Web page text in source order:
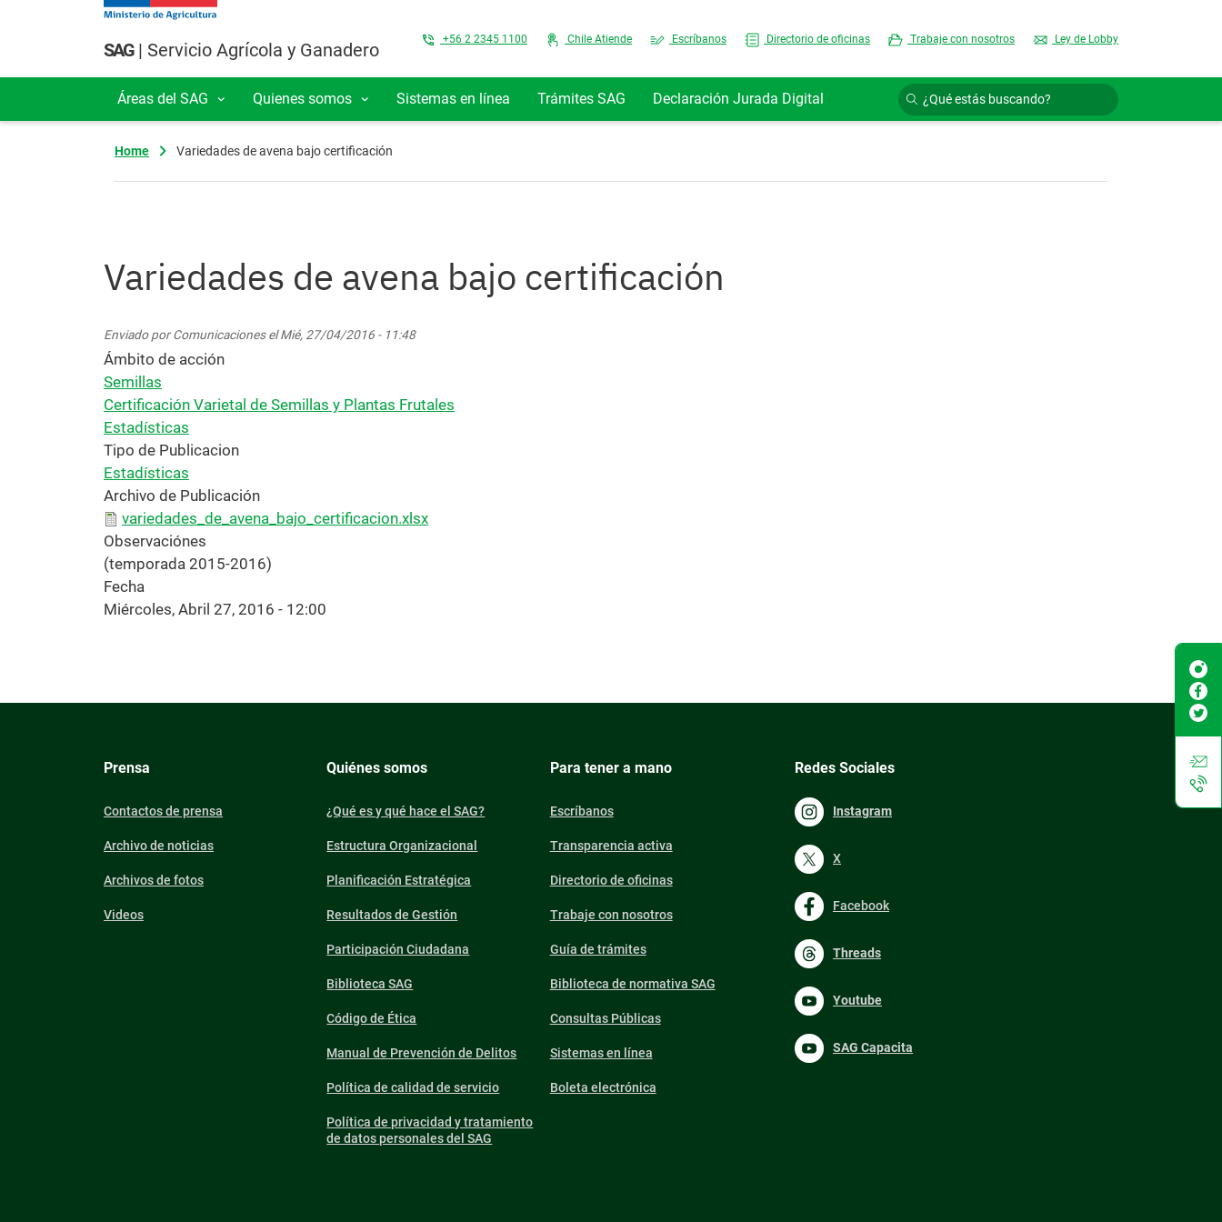
Pasar al contenido principal
SAG| Servicio Agrícola y Ganadero Top Menu
+56 2 2345 1100 Chile Atiende Escríbanos Directorio de oficinas Trabaje con nosotros Ley de Lobby
Navegación principal
Áreas del SAG Quienes somos Sistemas en línea Trámites SAG Declaración Jurada Digital
Home Variedades de avena bajo certificación
Variedades de avena bajo certificación
Enviado porComunicacioneselMié, 27/04/2016 - 11:48
Ámbito de acción
Semillas
Certificación Varietal de Semillas y Plantas Frutales
Estadísticas
Tipo de Publicacion
Estadísticas
Archivo de Publicación
variedades_de_avena_bajo_certificacion.xlsx
Observaciónes
(temporada 2015-2016)
Fecha
Miércoles, Abril 27, 2016 - 12:00
Prensa
Contactos de prensa
Archivo de noticias
Archivos de fotos
Videos
Quiénes somos
¿Qué es y qué hace el SAG?
Estructura Organizacional
Planificación Estratégica
Resultados de Gestión
Participación Ciudadana
Biblioteca SAG
Código de Ética
Manual de Prevención de Delitos
Política de calidad de servicio
Política de privacidad y tratamiento
de datos personales del SAG
Para tener a mano
Escríbanos
Transparencia activa
Directorio de oficinas
Trabaje con nosotros
Guía de trámites
Biblioteca de normativa SAG
Consultas Públicas
Sistemas en línea
Boleta electrónica
Redes Sociales
Instagram
X
Facebook
Threads
Youtube
SAG Capacita